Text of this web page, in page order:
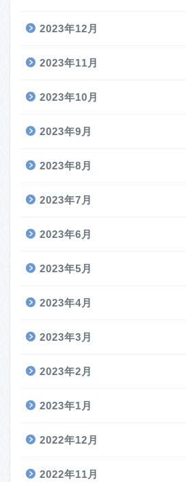
2023年12月
2023年11月
2023年10月
2023年9月
2023年8月
2023年7月
2023年6月
2023年5月
2023年4月
2023年3月
2023年2月
2023年1月
2022年12月
2022年11月